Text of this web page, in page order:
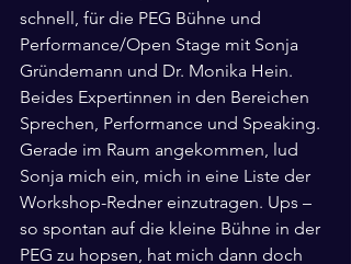
schnell, für die PEG Bühne und
Performance/Open Stage mit Sonja
Gründemann und Dr. Monika Hein.
Beides Expertinnen in den Bereichen
Sprechen, Performance und Speaking.
Gerade im Raum angekommen, lud
Sonja mich ein, mich in eine Liste der
Workshop-Redner einzutragen. Ups –
so spontan auf die kleine Bühne in der
PEG zu hopsen, hat mich dann doch